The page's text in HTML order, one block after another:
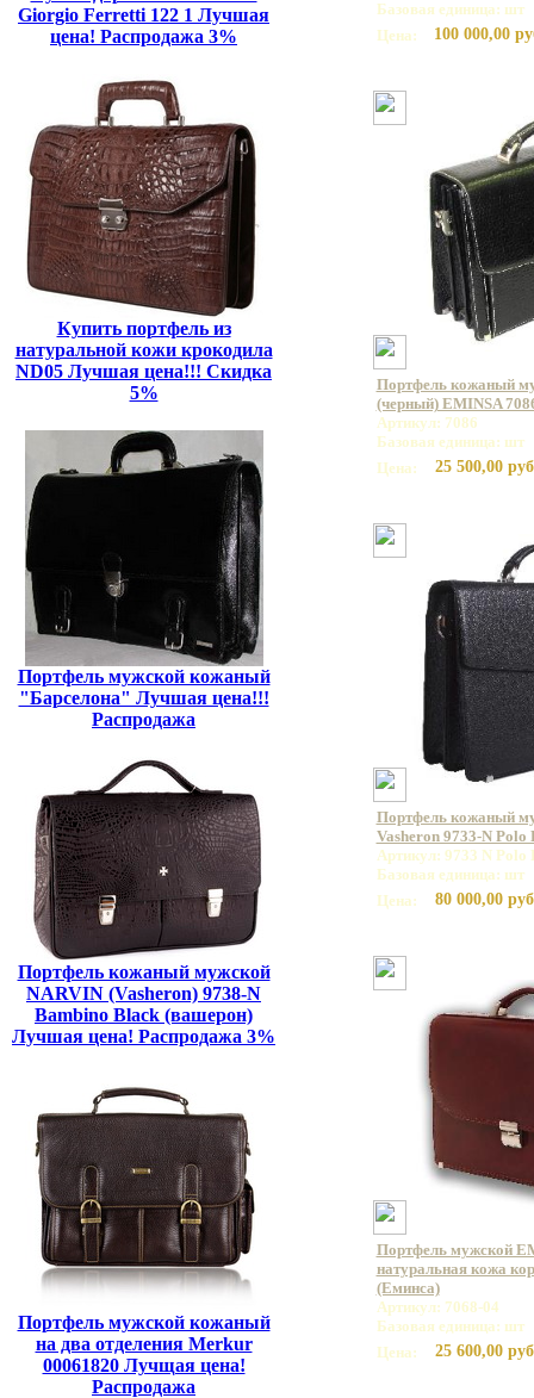
Giorgio Ferretti 122 1 Лучшая
цена! Распродажа 3%
Купить портфель из
натуральной кожи крокодила
ND05 Лучшая цена!!! Скидка
5%
Портфель мужской кожаный
"Барселона" Лучшая цена!!!
Распродажа
Портфель кожаный мужской
NARVIN (Vasheron) 9738-N
Bambino Black (вашерон)
Лучшая цена! Распродажа 3%
Портфель мужской кожаный
на два отделения Merkur
00061820 Лучщая цена!
Распродажа
Базовая единица: шт
Цена:
100 000,00
Портфель кожаный
(черный) EMINSA
Артикул: 7086
Базовая единица: шт
Цена:
25 500,00
Портфель кожаный
Vasheron 9733-N
Артикул: 9733 N Polo
Базовая единица: шт
Цена:
80 000,00
Портфель мужской
натуральная кожа
(Еминса)
Артикул: 7068-04
Базовая единица: шт
Цена:
25 600,00